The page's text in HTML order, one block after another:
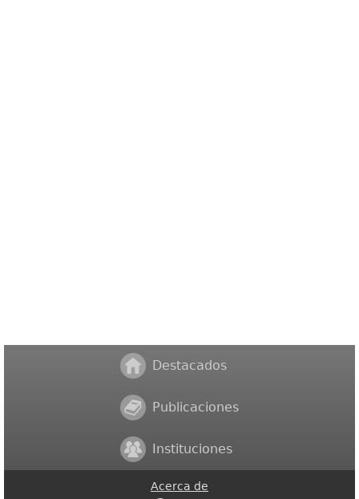
Destacados
Publicaciones
Instituciones
Acerca de